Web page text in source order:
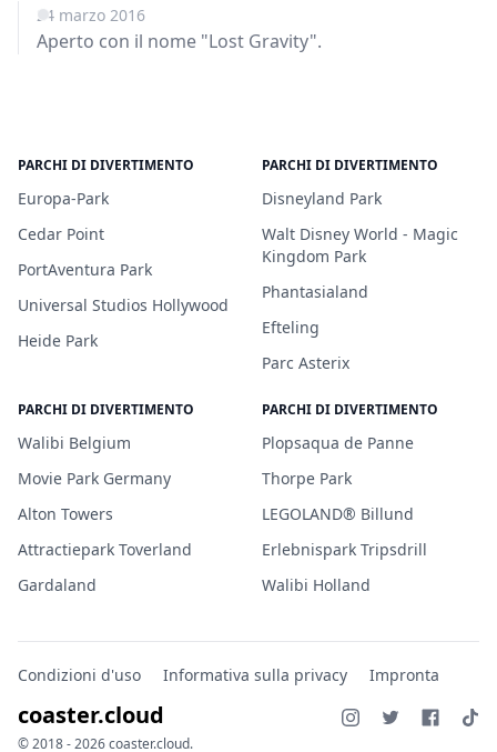
24 marzo 2016
Aperto con il nome "Lost Gravity".
PARCHI DI DIVERTIMENTO
Europa-Park
Cedar Point
PortAventura Park
Universal Studios Hollywood
Heide Park
PARCHI DI DIVERTIMENTO
Disneyland Park
Walt Disney World - Magic
Kingdom Park
Phantasialand
Efteling
Parc Asterix
PARCHI DI DIVERTIMENTO
Walibi Belgium
Movie Park Germany
Alton Towers
Attractiepark Toverland
Gardaland
PARCHI DI DIVERTIMENTO
Plopsaqua de Panne
Thorpe Park
LEGOLAND® Billund
Erlebnispark Tripsdrill
Walibi Holland
Condizioni d'uso Informativa sulla privacy Impronta
coaster.cloud
© 2018 - 2026 coaster.cloud.